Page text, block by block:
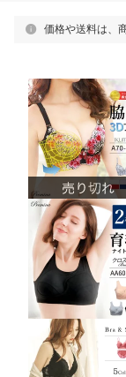
価格や送料は、